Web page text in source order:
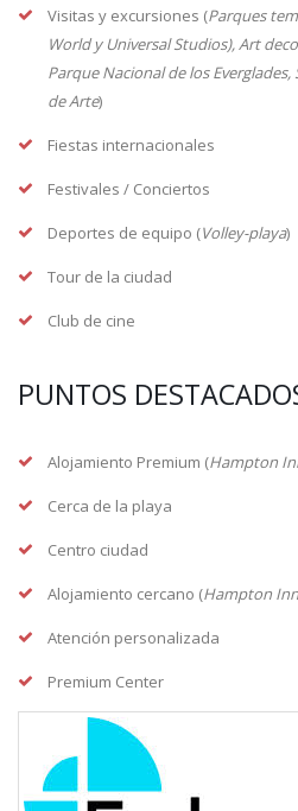
Visitas y excursiones (Parques
World y Universal Studios), Art
Parque Nacional de los
de Arte)
Fiestas internacionales
Festivales / Conciertos
Deportes de equipo (Volley-playa)
Tour de la ciudad
Club de cine
PUNTOS
Alojamiento Premium (Hampton
Cerca de la playa
Centro ciudad
Alojamiento cercano (Hampton Inn
Atención personalizada
Premium Center